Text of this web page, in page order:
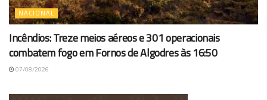
NACIONAL
Incêndios: Treze meios aéreos e 301 operacionais
combatem fogo em Fornos de Algodres às 16:50
07/08/2026